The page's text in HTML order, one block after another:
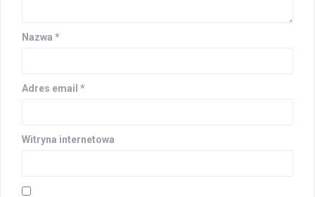
Nazwa *
Adres email *
Witryna internetowa